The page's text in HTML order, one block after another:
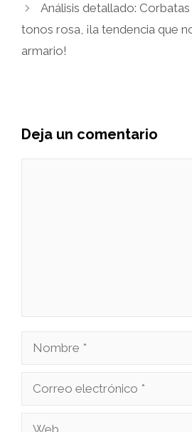
Análisis detallado:
tonos rosa, ¡la tendencia que
armario!
Deja un comentario
Nombre
Correo
Web